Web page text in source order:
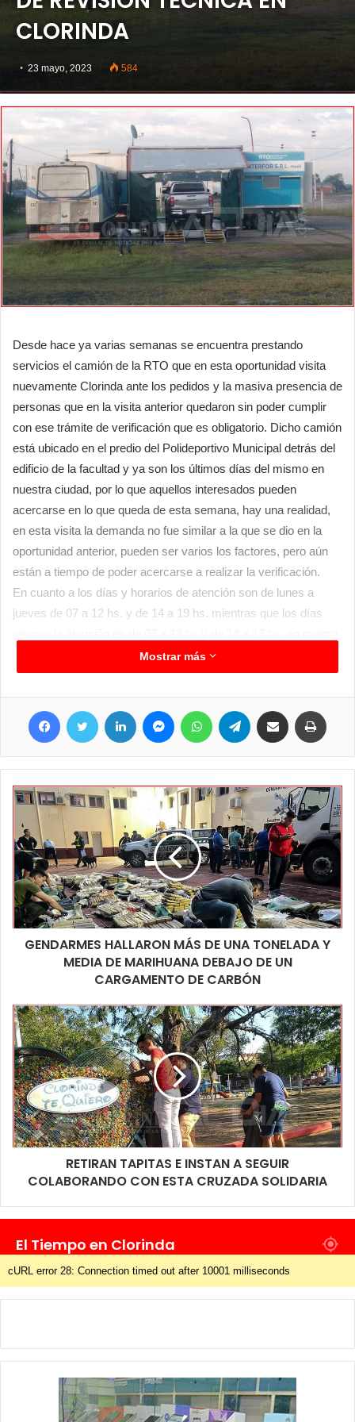
CLORINDA
23 mayo, 2023 584
Desde hace ya varias semanas se encuentra prestando
servicios el camión de la RTO que en esta oportunidad visita
nuevamente Clorinda ante los pedidos y la masiva presencia de
personas que en la visita anterior quedaron sin poder cumplir
con ese trámite de verificación que es obligatorio. Dicho camión
está ubicado en el predio del Polideportivo Municipal detrás del
edificio de la facultad y ya son los últimos días del mismo en
nuestra ciudad, por lo que aquellos interesados pueden
acercarse en lo que queda de esta semana, hay una realidad,
en esta visita la demanda no fue similar a la que se dio en la
oportunidad anterior, pueden ser varios los factores, pero aún
están a tiempo de poder acercarse a realizar la verificación.
En cuanto a los días y horarios de atención son de lunes a
jueves de 07 a 12 hs. y de 14 a 19 hs. mientras que los días
a los costos debemos decir que los autos tienen un valor de
verificación de $11.500, las pick up, utilitarios, todo terreno
tienen un valor de revisión de $14.500, remises $11.500 entre
otros valores para otro tipo de vehículos. Las documentaciones
para hacer el trámite son la cedula verde o título de propiedad
del vehículo, carnet de conducir del conductor y como
triangulares, no incluidas en el vehículo, pero por ley es una
exigencia contar con esos elementos.
Mostrar más
Facebook Twitter LinkedIn MessengerWhatsApp Telegram Compartir por correo electrónico
GENDARMES HALLARON MÁS DE UNA TONELADA Y
MEDIA DE MARIHUANA DEBAJO DE UN
CARGAMENTO DE CARBÓN
RETIRAN TAPITAS E INSTAN A SEGUIR
COLABORANDO CON ESTA CRUZADA SOLIDARIA
El Tiempo en Clorinda
cURL error 28: Connection timed out after 10001 milliseconds